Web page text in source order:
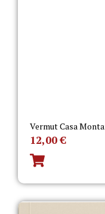
Vermut Casa
12,00€